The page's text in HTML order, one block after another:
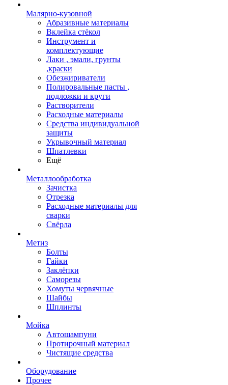
Малярно-кузовной
Абразивные материалы
Вклейка стёкол
Инструмент и
комплектующие
Лаки , эмали, грунты
,краски
Обезжириватели
Полировальные пасты ,
подложки и круги
Растворители
Расходные материалы
Средства индивидуальной
защиты
Укрывочный материал
Шпатлевки
Ещё
Металлообработка
Зачистка
Отрезка
Расходные материалы для
сварки
Свёрла
Метиз
Болты
Гайки
Заклёпки
Саморезы
Хомуты червячные
Шайбы
Шплинты
Мойка
Автошампуни
Протирочный материал
Чистящие средства
Оборудование
Прочее